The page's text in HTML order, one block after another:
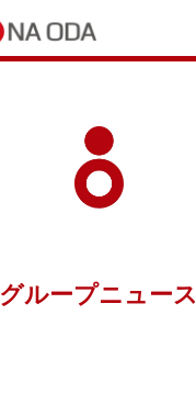
グループニュース